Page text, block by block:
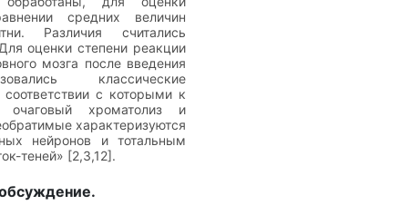
средних величин
Различия считались
оценки степени реакции
мозга после введения
классические
с которыми к
очаговый хроматолиз и
характеризуются
нейронов и тотальным
теней» [2,3,12].